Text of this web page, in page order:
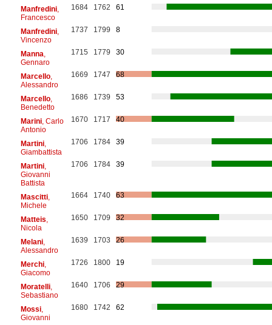
Manfredini,
Francesco
1684 1762 61
Manfredini,
Vincenzo
1737 1799 8
Manna
Gennaro
1715 1779 30
Marcello,
Alessandro
1669 1747 68
Marcello,
Benedetto
1686 1739 53
Marini, Carlo
Antonio
1670 1717 40
Martini,
Giambattista
1706 1784 39
Martini,
Giovanni
Battista
1706 1784 39
Mascitti,
Michele
1664 1740 63
Matteis
Nicola
1650 1709 32
Melani,
Alessandro
1639 1703 26
Merchi,
Giacomo
1726 1800 19
Moratelli,
Sebastiano
1640 1706 29
Mossi,
Giovanni
1680 1742 62